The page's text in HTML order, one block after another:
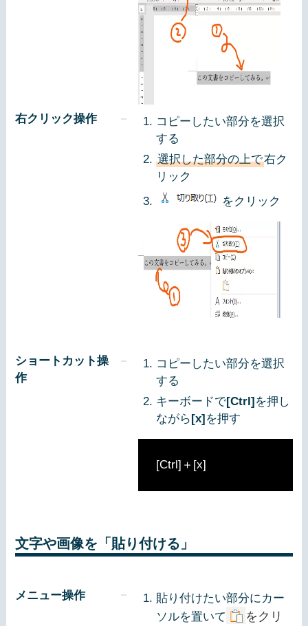
右クリック操作
コピーしたい部分を選択
する
選択した部分の上で右ク
リック
をクリック
ショートカット操
作
コピーしたい部分を選択
する
キーボードで[Ctrl]を押し
ながら[x]を押す
[Ctrl]＋[x]
文字や画像を「貼り付ける」
メニュー操作
貼り付けたい部分にカー
ソルを置いて
をクリ